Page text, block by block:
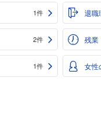
1件 退職
2件 残業
1件 女性